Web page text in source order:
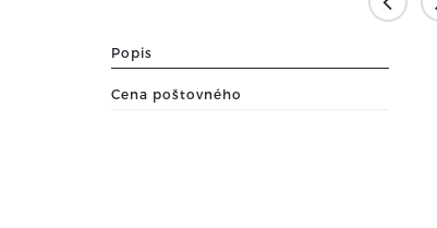
Popis
Cena poštovného